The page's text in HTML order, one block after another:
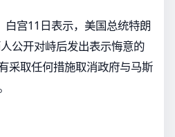
宫11日表示，美国总统特朗
公开对峙后发出表示悔意的
采取任何措施取消政府与马斯